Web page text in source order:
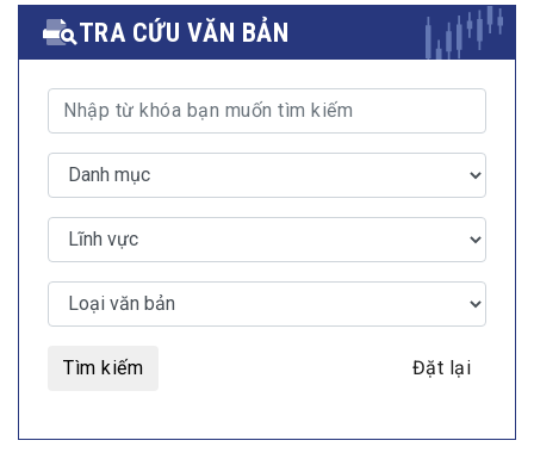
TRA CỨU VĂN BẢN
Tìm kiếm Đặt lại